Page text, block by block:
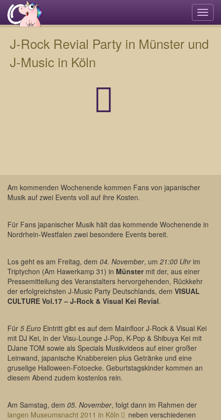
J-Rock Revial Party in Münster und
J-Music in Köln
Am kommenden Wochenende kommen Fans von japanischer
Musik auf zwei Events voll auf ihre Kosten.
Für Fans japanischer Musik hält das kommende Wochenende in
Nordrhein-Westfalen zwei besondere Events bereit.
Los geht es am Freitag, dem 04. November, um 21:00 Uhrim
Triptychon (Am Hawerkamp 31) in Münstermit der, aus einer
Pressemitteilung des Veranstalters hervorgehenden, Rückkehr
der erfolgreichsten J-Music Party Deutschlands, dem VISUAL
CULTURE Vol.17 – J-Rock & Visual Kei Revial.
Für 5 Euro Eintritt gibt es auf dem Mainfloor J-Rock & Visual Kei
mit DJ Kei, in der Visu-Lounge J-Pop, K-Pop & Shibuya Kei mit
DJane TOM sowie als Specials Musikvideos auf einer großer
Leinwand, japanische Knabbereien plus Getränke und eine
gruselige Halloween-Fotoecke. Geburtstagskinder kommen an
diesem Abend zudem kostenlos rein.
Am Samstag, dem 05. November, folgt dann im Rahmen der
langen Museumsnacht 2011 in Köln
neben verschiedenen